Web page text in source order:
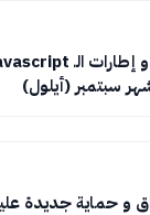
سبتمبر (أيلول)
و حماية جديدة